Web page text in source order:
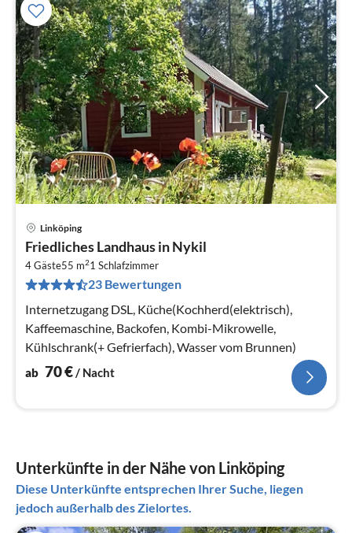
Linköping
Friedliches Landhaus in Nykil
4 Gäste55 m21 Schlafzimmer
23 Bewertungen
Internetzugang DSL, Küche(Kochherd(elektrisch),
Kaffeemaschine, Backofen, Kombi-Mikrowelle,
Kühlschrank(+ Gefrierfach), Wasser vom Brunnen)
ab 70€/ Nacht
Unterkünfte in der Nähe von Linköping
Diese Unterkünfte entsprechen Ihrer Suche, liegen
jedoch außerhalb des Zielortes.